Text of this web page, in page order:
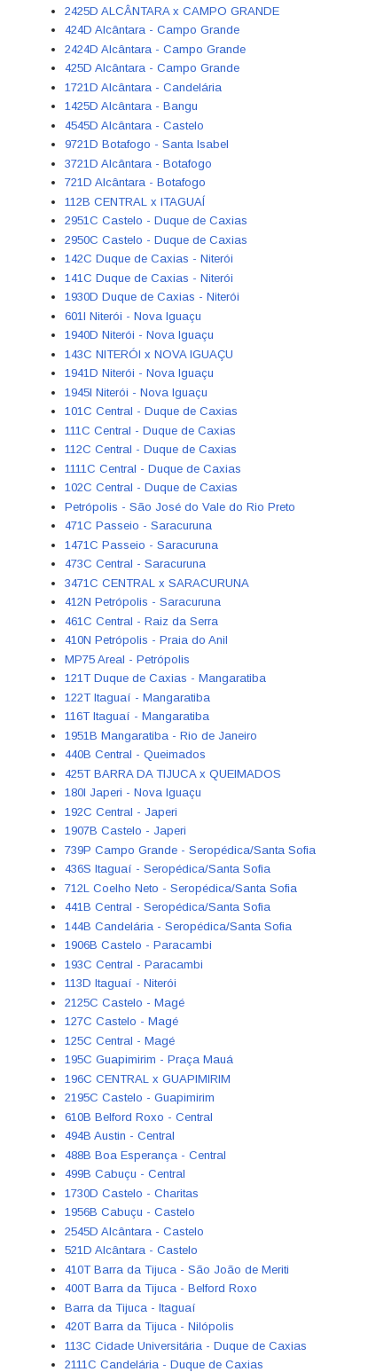
2425D ALCÂNTARA x CAMPO GRANDE
424D Alcântara - Campo Grande
2424D Alcântara - Campo Grande
425D Alcântara - Campo Grande
1721D Alcântara - Candelária
1425D Alcântara - Bangu
4545D Alcântara - Castelo
9721D Botafogo - Santa Isabel
3721D Alcântara - Botafogo
721D Alcântara - Botafogo
112B CENTRAL x ITAGUAÍ
2951C Castelo - Duque de Caxias
2950C Castelo - Duque de Caxias
142C Duque de Caxias - Niterói
141C Duque de Caxias - Niterói
1930D Duque de Caxias - Niterói
601I Niterói - Nova Iguaçu
1940D Niterói - Nova Iguaçu
143C NITERÓI x NOVA IGUAÇU
1941D Niterói - Nova Iguaçu
1945I Niterói - Nova Iguaçu
101C Central - Duque de Caxias
111C Central - Duque de Caxias
112C Central - Duque de Caxias
1111C Central - Duque de Caxias
102C Central - Duque de Caxias
Petrópolis - São José do Vale do Rio Preto
471C Passeio - Saracuruna
1471C Passeio - Saracuruna
473C Central - Saracuruna
3471C CENTRAL x SARACURUNA
412N Petrópolis - Saracuruna
461C Central - Raiz da Serra
410N Petrópolis - Praia do Anil
MP75 Areal - Petrópolis
121T Duque de Caxias - Mangaratiba
122T Itaguaí - Mangaratiba
116T Itaguaí - Mangaratiba
1951B Mangaratiba - Rio de Janeiro
440B Central - Queimados
425T BARRA DA TIJUCA x QUEIMADOS
180I Japeri - Nova Iguaçu
192C Central - Japeri
1907B Castelo - Japeri
739P Campo Grande - Seropédica/Santa Sofia
436S Itaguaí - Seropédica/Santa Sofia
712L Coelho Neto - Seropédica/Santa Sofia
441B Central - Seropédica/Santa Sofia
144B Candelária - Seropédica/Santa Sofia
1906B Castelo - Paracambi
193C Central - Paracambi
113D Itaguaí - Niterói
2125C Castelo - Magé
127C Castelo - Magé
125C Central - Magé
195C Guapimirim - Praça Mauá
196C CENTRAL x GUAPIMIRIM
2195C Castelo - Guapimirim
610B Belford Roxo - Central
494B Austin - Central
488B Boa Esperança - Central
499B Cabuçu - Central
1730D Castelo - Charitas
1956B Cabuçu - Castelo
2545D Alcântara - Castelo
521D Alcântara - Castelo
410T Barra da Tijuca - São João de Meriti
400T Barra da Tijuca - Belford Roxo
Barra da Tijuca - Itaguaí
420T Barra da Tijuca - Nilópolis
113C Cidade Universitária - Duque de Caxias
2111C Candelária - Duque de Caxias